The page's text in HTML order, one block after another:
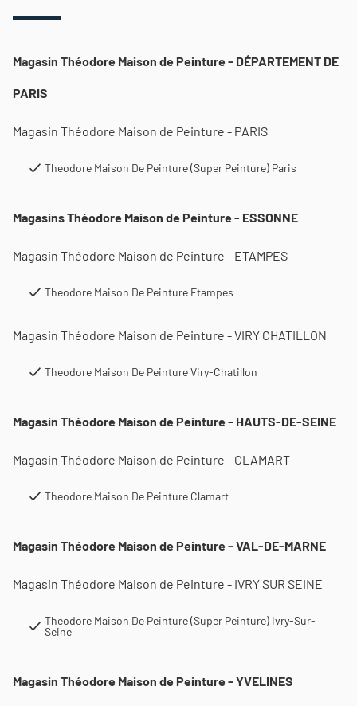
Magasin Théodore Maison de Peinture - DÉPARTEMENT DE
PARIS
Magasin Théodore Maison de Peinture - PARIS
Theodore Maison De Peinture (Super Peinture) Paris
Magasins Théodore Maison de Peinture - ESSONNE
Magasin Théodore Maison de Peinture - ETAMPES
Theodore Maison De Peinture Etampes
Magasin Théodore Maison de Peinture - VIRY CHATILLON
Theodore Maison De Peinture Viry-Chatillon
Magasin Théodore Maison de Peinture - HAUTS-DE-SEINE
Magasin Théodore Maison de Peinture - CLAMART
Theodore Maison De Peinture Clamart
Magasin Théodore Maison de Peinture - VAL-DE-MARNE
Magasin Théodore Maison de Peinture - IVRY SUR SEINE
Theodore Maison De Peinture (Super Peinture) Ivry-Sur-
Seine
Magasin Théodore Maison de Peinture - YVELINES